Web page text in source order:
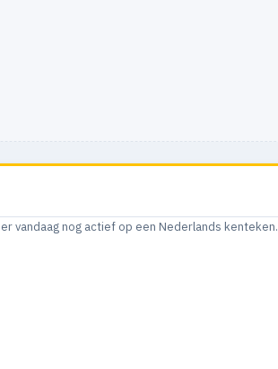
vandaag nog actief op een Nederlands kenteken.